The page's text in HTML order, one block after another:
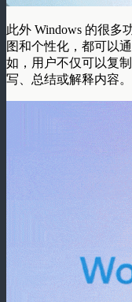
此外 Windows 的很多
图和个性化，都可以
如，用户不仅可以复
写、总结或解释内容。